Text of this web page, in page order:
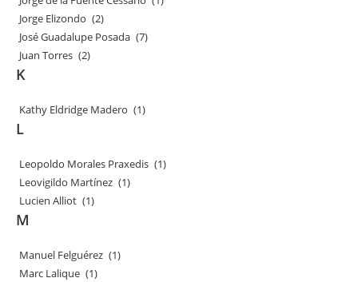
Jorge Elizondo (2)
José Guadalupe Posada (7)
Juan Torres (2)
K
Kathy Eldridge Madero (1)
L
Leopoldo Morales Praxedis (1)
Leovigildo Martínez (1)
Lucien Alliot (1)
M
Manuel Felguérez (1)
Marc Lalique (1)